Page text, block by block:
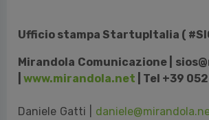
Ufficio stampa StartupItalia (
Mirandola Comunicazione |
www.mirandola.net | Tel +39
Daniele Gatti |